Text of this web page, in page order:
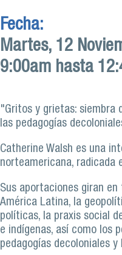
Fecha:
Martes, 12
9:00am hasta
"Gritos y grietas: siembra
las pedagogías
Catherine Walsh es una
norteamericana, radicada
Sus aportaciones giran
América Latina, la
políticas, la praxis social
e indígenas, así como los
pedagogías decoloniales